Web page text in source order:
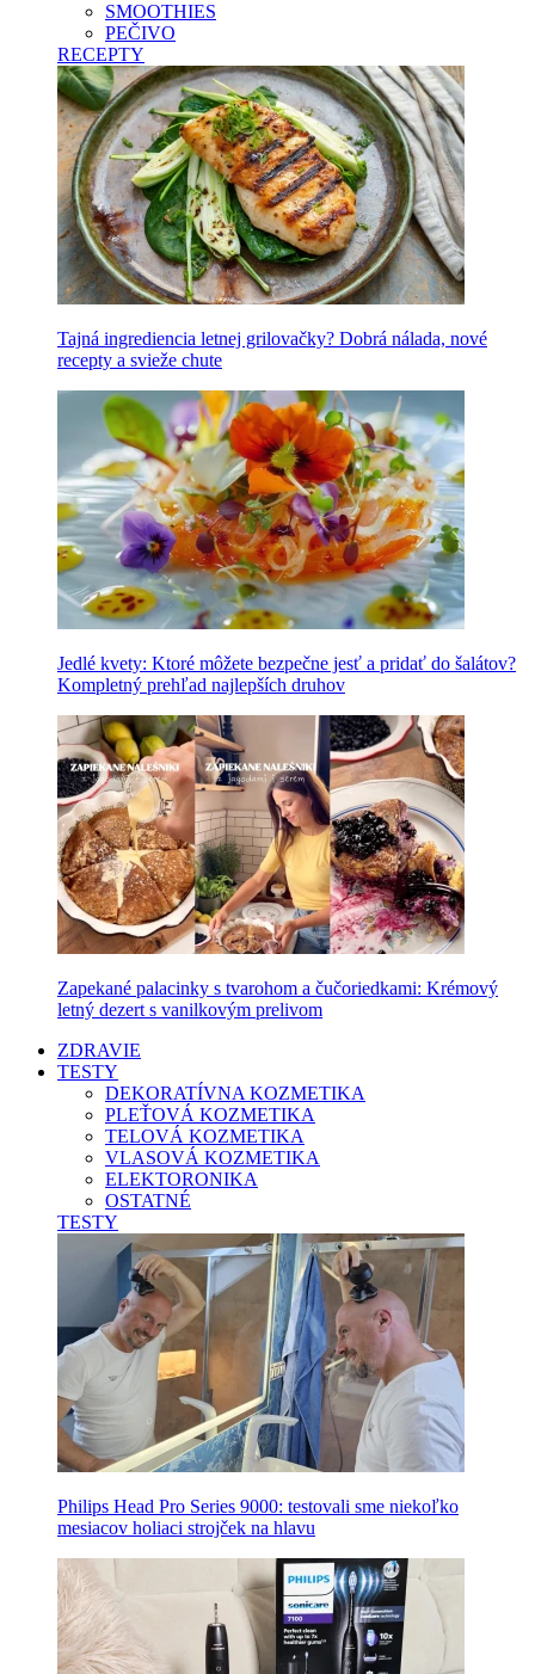
SMOOTHIES
PEČIVO
RECEPTY
Tajná ingrediencia letnej grilovačky? Dobrá nálada, nové
recepty a svieže chute
Jedlé kvety: Ktoré môžete bezpečne jesť a pridať do šalátov?
Kompletný prehľad najlepších druhov
Zapekané palacinky s tvarohom a čučoriedkami: Krémový
letný dezert s vanilkovým prelivom
ZDRAVIE
TESTY
DEKORATÍVNA KOZMETIKA
PLEŤOVÁ KOZMETIKA
TELOVÁ KOZMETIKA
VLASOVÁ KOZMETIKA
ELEKTORONIKA
OSTATNÉ
TESTY
Philips Head Pro Series 9000: testovali sme niekoľko
mesiacov holiaci strojček na hlavu